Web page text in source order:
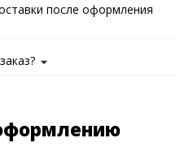
после оформления